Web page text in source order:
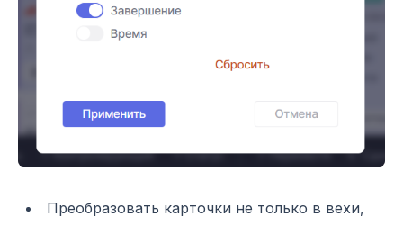
Преобразовать карточки не только в вехи,